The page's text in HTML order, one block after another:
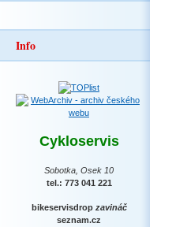
Info
Cykloservis
Sobotka, Osek 10
tel.: 773 041 221
bikeservisdrop zavináč
seznam.cz